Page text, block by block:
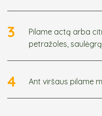
3
Pilame actą arba
petražoles,
4 Ant viršaus pilame